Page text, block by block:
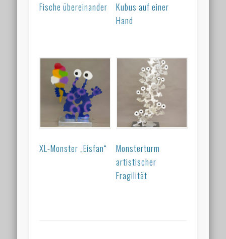
Fische übereinander
Kubus auf einer
Hand
XL-Monster „Eisfan“
Monsterturm
artistischer
Fragilität